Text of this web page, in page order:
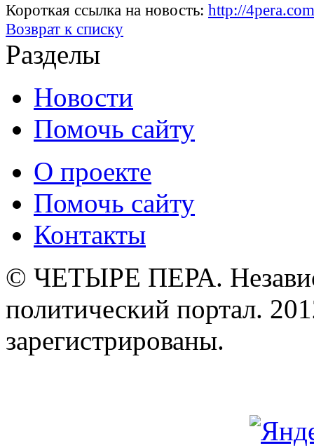
Короткая ссылка на новость: http://
Возврат к списку
Разделы
Новости
Помочь сайту
О проекте
Помочь сайту
Контакты
© ЧЕТЫРЕ ПЕРА.
политический портал.
зарегистрированы.